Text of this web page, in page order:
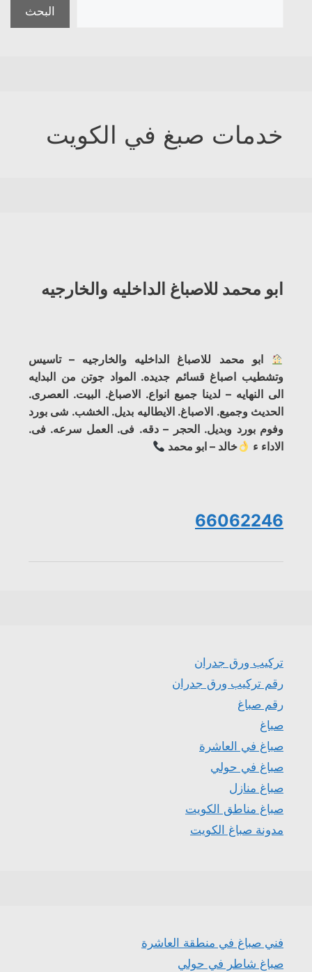
البحث
خدمات صبغ في الكويت
ابو محمد للاصباغ الداخليه والخارجيه
ابو محمد للاصباغ الداخليه والخارجيه – تاسيس
وتشطيب اصباغ قسائم جديده. المواد جوتن من البدايه
الى النهايه – لدينا جميع انواع. الاصباغ. البيت. العصرى.
الحديث وجميع. الاصباغ. الايطاليه بديل. الخشب. شى بورد
وفوم بورد وبديل. الحجر – دقه. فى. العمل سرعه. فى.
الاداء ء
خالد – ابو محمد
66062246
تركيب ورق جدران
رقم تركيب ورق جدران
رقم صباغ
صباغ
صباغ في العاشرة
صباغ في حولي
صباغ منازل
صباغ مناطق الكويت
مدونة صباغ الكويت
فني صباغ في منطقة العاشرة
صباغ شاطر في حولي